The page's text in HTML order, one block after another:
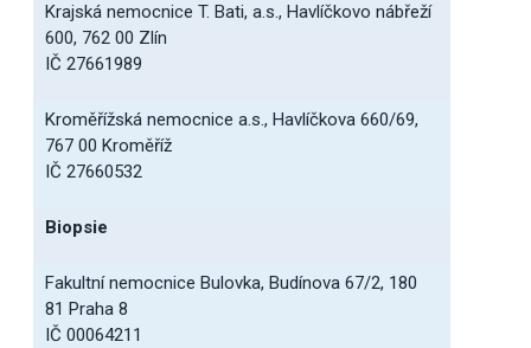
Krajská nemocnice T. Bati, a.s., Havlíčkovo nábřeží
600, 762 00 Zlín
IČ 27661989
Kroměřížská nemocnice a.s., Havlíčkova 660/69,
767 00 Kroměříž
IČ 27660532
Biopsie
Fakultní nemocnice Bulovka, Budínova 67/2, 180
81 Praha 8
IČ 00064211